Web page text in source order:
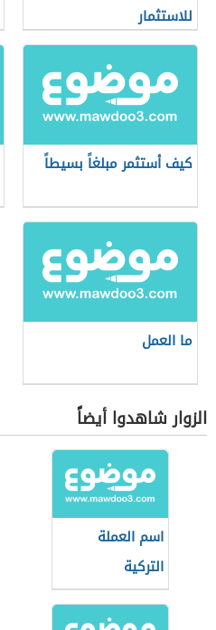
للاستثمار
كيف أستثمر مبلغاً بسيطاً
ما العمل
الزوار شاهدوا أيضاً
اسم العملة
التركية